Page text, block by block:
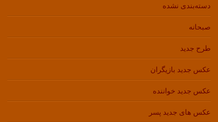
دسته‌بندی نشده
صبحانه
طرح جدید
عکس جدید بازیگران
عکس جدید خواننده
عکس های جدید پسر